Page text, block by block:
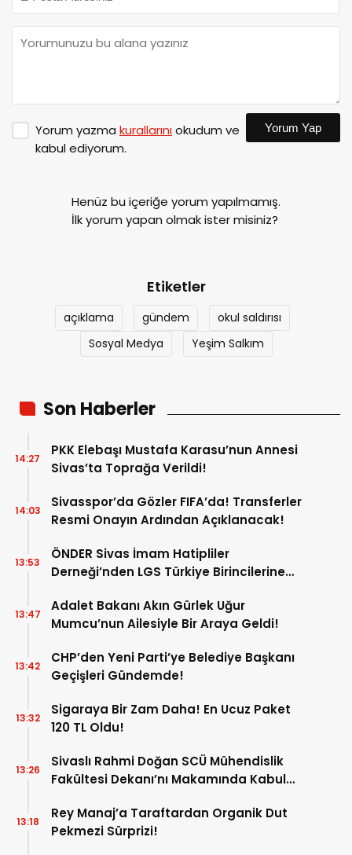
Yorum yazma kurallarınıokudum ve
kabul ediyorum.
Yorum Yap
Henüz bu içeriğe yorum yapılmamış.
İlk yorum yapan olmak ister misiniz?
Etiketler
açıklama gündem
okul saldırısı
Sosyal Medya
Yeşim Salkım
Son Haberler
PKK Elebaşı Mustafa Karasu’nun Annesi
Sivas’ta Toprağa Verildi!
14:27
Sivasspor’da Gözler FIFA’da! Transferler
Resmi Onayın Ardından Açıklanacak!
14:03
ÖNDER Sivas İmam Hatipliler
Derneği’nden LGS Türkiye Birincilerine
13:53
Adalet Bakanı Akın Gürlek Uğur
Mumcu’nun Ailesiyle Bir Araya Geldi!
13:47
CHP’den Yeni Parti’ye Belediye Başkanı
Geçişleri Gündemde!
13:42
Sigaraya Bir Zam Daha! En Ucuz Paket
120 TL Oldu!
13:32
Sivaslı Rahmi Doğan SCÜ Mühendislik
Fakültesi Dekanı’nı Makamında Kabul
13:26
Rey Manaj’a Taraftardan Organik Dut
Pekmezi Sürprizi!
13:18